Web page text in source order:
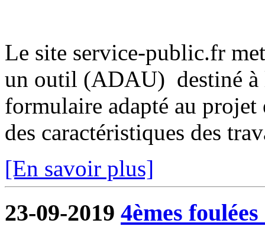
Le site service-public.fr
un outil (ADAU) destiné à
formulaire adapté au
des caractéristiques des
[En savoir plus]
23-09-2019 4èmes